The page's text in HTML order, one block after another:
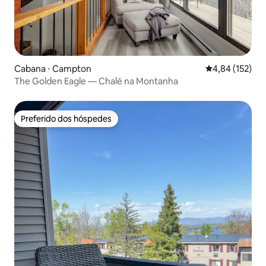
Cabana ⋅ Campton 4,84 de uma
4,84 (152)
The Golden Eagle — Chalé na Montanha
Preferido dos hóspedes
Preferido dos hóspedes